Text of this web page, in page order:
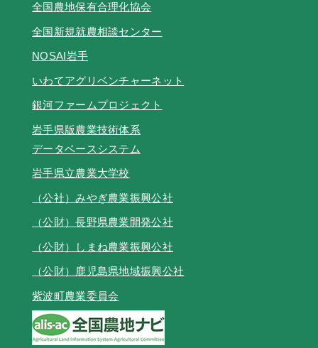
全国農地保有合理化協会
全国新規就農相談センター
NOSAI岩手
いわてアグリベンチャーネット
銀河ファームプロジェクト
岩手県版農業技術体系
データベースシステム
岩手県立農業大学校
（公社）みやぎ農業振興公社
（公財）長野県農業開発公社
（公財）しまね農業振興公社
（公財）鹿児島県地域振興公社
紫波町農業委員会